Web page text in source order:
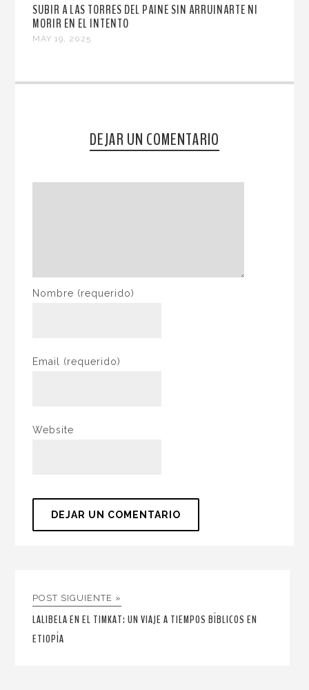
SUBIR A LAS TORRES DEL PAINE SIN ARRUINARTE NI
MORIR EN EL INTENTO
MAY 19, 2025
DEJAR UN COMENTARIO
Nombre (requerido)
Email (requerido)
Website
POST SIGUIENTE »
LALIBELA EN EL TIMKAT: UN VIAJE A TIEMPOS BÍBLICOS EN
ETIOPÍA